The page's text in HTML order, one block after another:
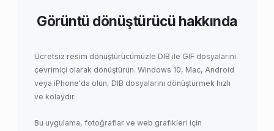
Görüntü dönüştürücü hakkında
Ücretsiz resim dönüştürücümüzle DIB ile GIF dosyalarını
çevrimiçi olarak dönüştürün. Windows 10, Mac, Android
veya iPhone'da olun, DIB dosyalarını dönüştürmek hızlı
ve kolaydır.
Bu uygulama, fotoğraflar ve web grafikleri için